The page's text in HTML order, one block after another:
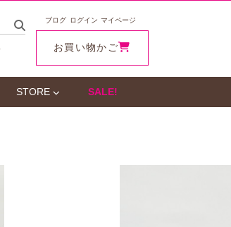
ブログ ログイン マイページ
お買い物かご
STORE SALE!